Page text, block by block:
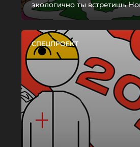
экологично ты встретишь
СПЕЦПРОЕКТ